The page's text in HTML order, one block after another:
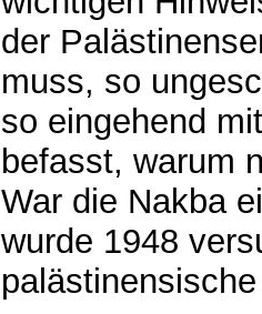
der
muss, so
so eingehend
befasst, warum
War die Nakba
wurde 1948